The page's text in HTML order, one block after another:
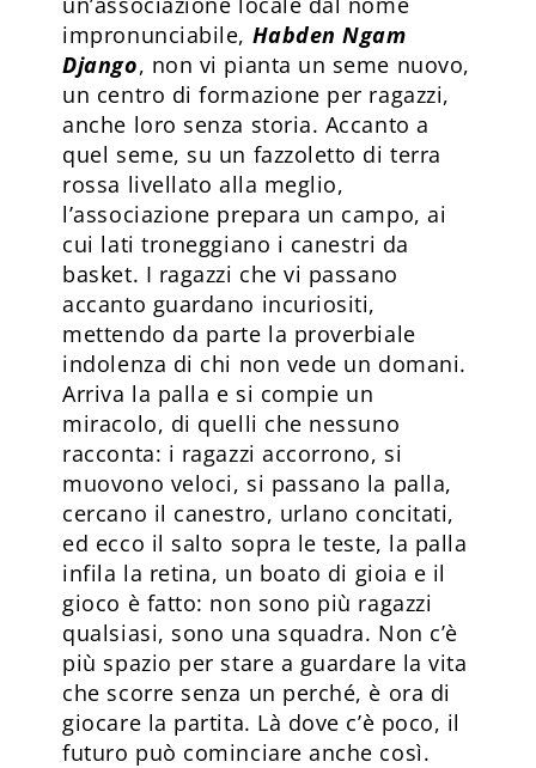
impronunciabile, Habden Ngam
Django, non vi pianta un seme nuovo,
un centro di formazione per ragazzi,
anche loro senza storia. Accanto a
quel seme, su un fazzoletto di terra
rossa livellato alla meglio,
l’associazione prepara un campo, ai
cui lati troneggiano i canestri da
basket. I ragazzi che vi passano
accanto guardano incuriositi,
mettendo da parte la proverbiale
indolenza di chi non vede un domani.
Arriva la palla e si compie un
miracolo, di quelli che nessuno
racconta: i ragazzi accorrono, si
muovono veloci, si passano la palla,
cercano il canestro, urlano concitati,
ed ecco il salto sopra le teste, la palla
infila la retina, un boato di gioia e il
gioco è fatto: non sono più ragazzi
qualsiasi, sono una squadra. Non c’è
più spazio per stare a guardare la vita
che scorre senza un perché, è ora di
giocare la partita. Là dove c’è poco, il
futuro può cominciare anche così.